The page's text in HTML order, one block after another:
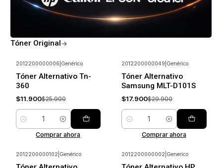
Tóner Original
2012200000006 Genérico
Tóner Alternativo Tn-
360
$11.900$25.900
Cantidad
Comprar ahora
2012200000049 Genérico
Tóner Alternativo
Samsung MLT-D101S
$17.900$29.900
Cantidad
Comprar ahora
2012200000102 Genérico 2012200000002 Generico